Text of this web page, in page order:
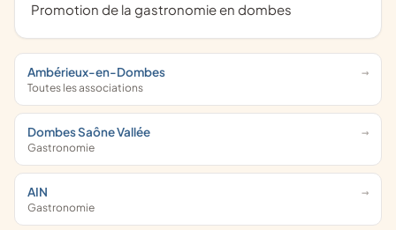
promotion de la gastronomie en dombes
Ambérieux-en-Dombes
Toutes les associations
Dombes Saône Vallée
Gastronomie
AIN
Gastronomie